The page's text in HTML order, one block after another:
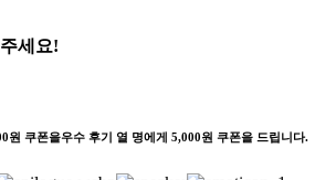
세요!
원 쿠폰을우수 후기 열 명에게 5,000원 쿠폰을 드립니다.